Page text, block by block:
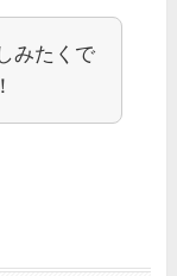
みたくで